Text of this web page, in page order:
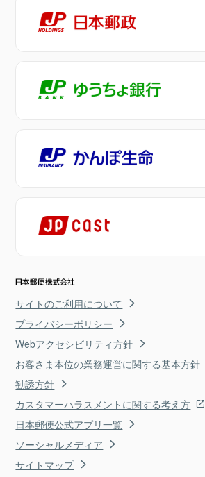
サイトのご利用について
プライバシーポリシー
Webアクセシビリティ方針
お客さま本位の業務運営に関する基本方針
勧誘方針
カスタマーハラスメントに関する考え方
日本郵便公式アプリ一覧
ソーシャルメディア
サイトマップ